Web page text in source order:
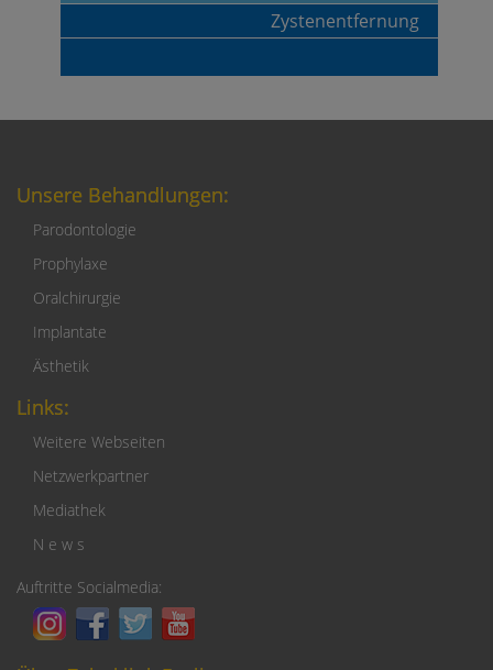
Zystenentfernung
Unsere Behandlungen:
Parodontologie
Prophylaxe
Oralchirurgie
Implantate
Ästhetik
Links:
Weitere Webseiten
Netzwerkpartner
Mediathek
N e w s
Auftritte Socialmedia: